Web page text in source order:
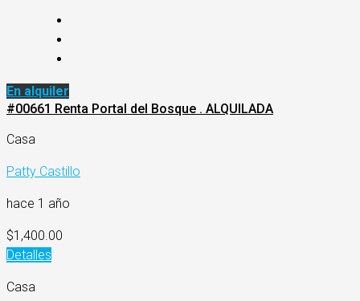
En alquiler
#00661 Renta Portal del Bosque . ALQUILADA
Casa
Patty Castillo
hace 1 año
$1,400.00
Detalles
Casa